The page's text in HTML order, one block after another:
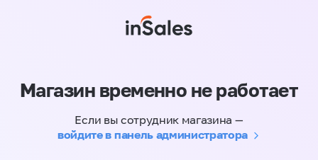
Магазин временно не работает
Если вы сотрудник магазина —
войдите в панель администратора